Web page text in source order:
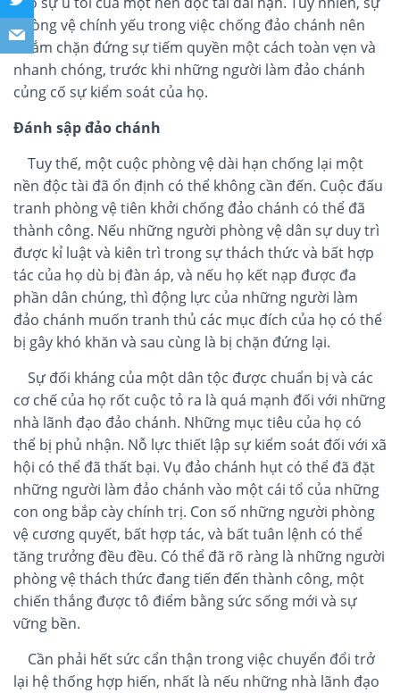
phòng vệ chính yếu trong việc chống đảo chánh nên
nhắm chặn đứng sự tiếm quyền một cách toàn vẹn và
nhanh chóng, trước khi những người làm đảo chánh
củng cố sự kiểm soát của họ.
Đánh sập đảo chánh
Tuy thế, một cuộc phòng vệ dài hạn chống lại một
nền độc tài đã ổn định có thể không cần đến. Cuộc đấu
tranh phòng vệ tiên khởi chống đảo chánh có thể đã
thành công. Nếu những người phòng vệ dân sự duy trì
được kỉ luật và kiên trì trong sự thách thức và bất hợp
tác của họ dù bị đàn áp, và nếu họ kết nạp được đa
phần dân chúng, thì động lực của những người làm
đảo chánh muốn tranh thủ các mục đích của họ có thể
bị gây khó khăn và sau cùng là bị chặn đứng lại.
Sự đối kháng của một dân tộc được chuẩn bị và các
cơ chế của họ rốt cuộc tỏ ra là quá mạnh đối với những
nhà lãnh đạo đảo chánh. Những mục tiêu của họ có
thể bị phủ nhận. Nỗ lực thiết lập sự kiểm soát đối với xã
hội có thể đã thất bại. Vụ đảo chánh hụt có thể đã đặt
những người làm đảo chánh vào một cái tổ của những
con ong bắp cày chính trị. Con số những người phòng
vệ cương quyết, bất hợp tác, và bất tuân lệnh có thể
tăng trưởng đều đều. Có thể đã rõ ràng là những người
phòng vệ thách thức đang tiến đến thành công, một
chiến thắng được tô điểm bằng sức sống mới và sự
vững bền.
Cần phải hết sức cẩn thận trong việc chuyển đổi trở
lại hệ thống hợp hiến, nhất là nếu những nhà lãnh đạo